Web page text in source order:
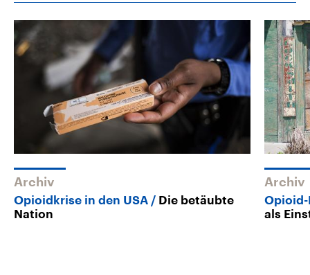
Archiv
Opioidkrise in den USA
Die betäubte
Nation
Archiv
Opioid-
als